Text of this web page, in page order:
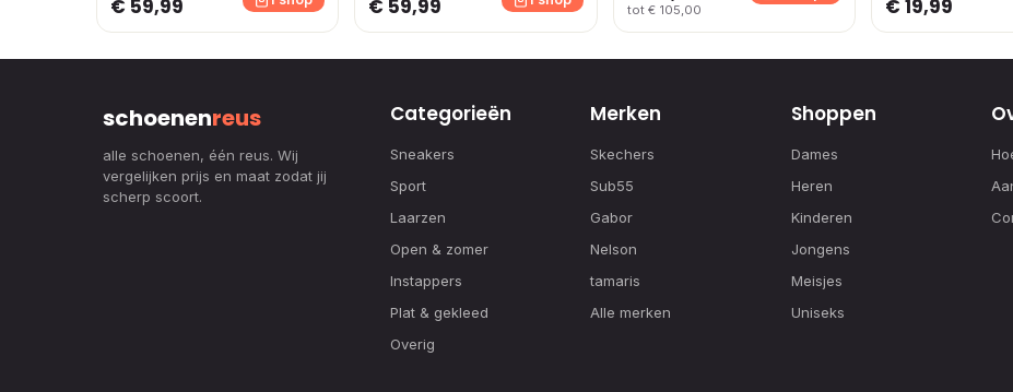
€ 59,99 € 59,99 tot € 105,00 € 19,99
schoenenreus
alle schoenen, één reus. Wij
vergelijken prijs en maat zodat jij
scherp scoort.
Categorieën
Sneakers
Sport
Laarzen
Open & zomer
Instappers
Plat & gekleed
Overig
Merken
Skechers
Sub55
Gabor
Nelson
tamaris
Alle merken
Shoppen
Dames
Heren
Kinderen
Jongens
Meisjes
Uniseks